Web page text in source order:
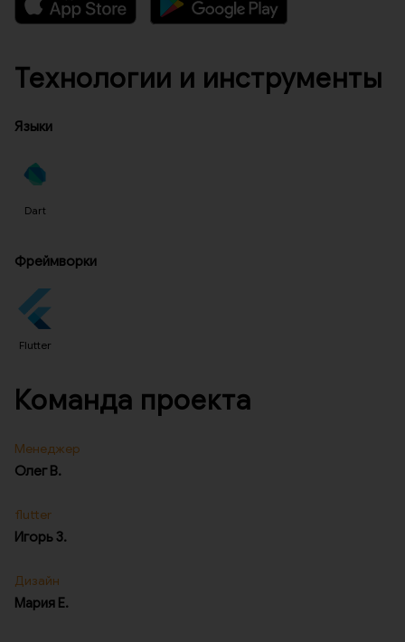
Технологии и инструменты
Языки
Dart
Фреймворки
Flutter
Команда проекта
Менеджер
Олег В.
flutter
Игорь З.
Дизайн
Мария Е.